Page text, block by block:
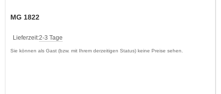
MG 1822
Lieferzeit:2-3 Tage
Sie können als Gast (bzw. mit Ihrem derzeitigen Status) keine Preise sehen.